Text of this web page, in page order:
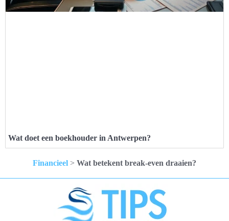
Wat doet een boekhouder in Antwerpen?
Financieel > Wat betekent break-even draaien?